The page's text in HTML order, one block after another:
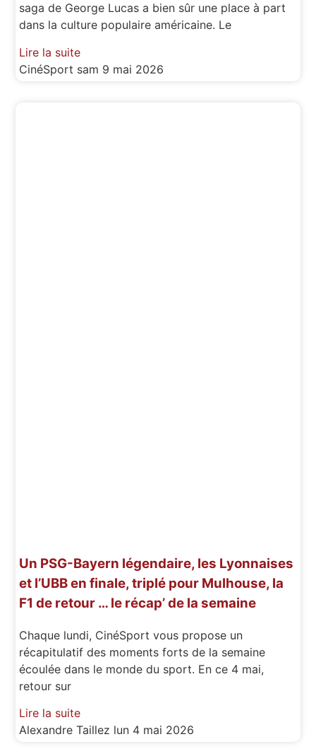
saga de George Lucas a bien sûr une place à part
dans la culture populaire américaine. Le
Lire la suite
CinéSport sam 9 mai 2026
Un PSG-Bayern légendaire, les Lyonnaises
et l’UBB en finale, triplé pour Mulhouse, la
F1 de retour … le récap’ de la semaine
Chaque lundi, CinéSport vous propose un
récapitulatif des moments forts de la semaine
écoulée dans le monde du sport. En ce 4 mai,
retour sur
Lire la suite
Alexandre Taillez lun 4 mai 2026